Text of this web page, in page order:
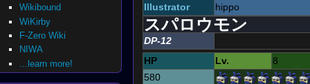
Illustrator
hippo
スパロウモン
DP-12
HP
Lv.
8
580
Wikibound
WiKirby
F-Zero Wiki
NIWA
...learn more!